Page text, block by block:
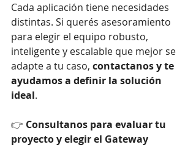
Cada aplicación tiene necesidades
distintas. Si querés asesoramiento
para elegir el equipo robusto,
inteligente y escalable que mejor se
adapte a tu caso, contactanos y te
ayudamos a definir la solución
ideal.
👉 Consultanos para evaluar tu
proyecto y elegir el Gateway